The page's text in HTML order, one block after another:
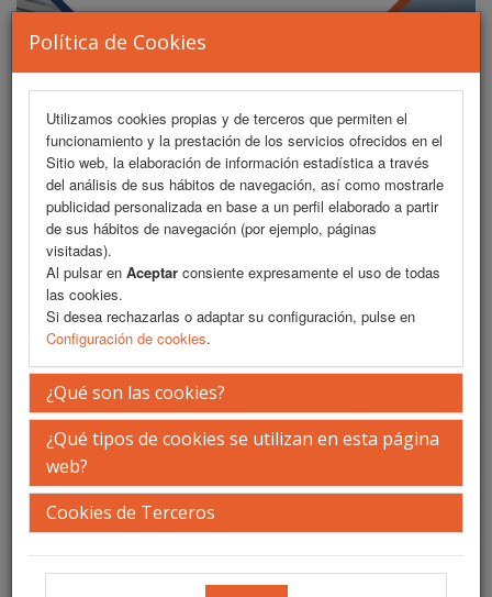
Política de Cookies
Utilizamos cookies propias y de terceros que permiten el
funcionamiento y la prestación de los servicios ofrecidos en el
Sitio web, la elaboración de información estadística a través
del análisis de sus hábitos de navegación, así como mostrarle
publicidad personalizada en base a un perfil elaborado a partir
de sus hábitos de navegación (por ejemplo, páginas
visitadas).
Al pulsar en Aceptar consiente expresamente el uso de todas
las cookies.
Si desea rechazarlas o adaptar su configuración, pulse en
Configuración de cookies.
¿Qué son las cookies?
¿Qué tipos de cookies se utilizan en esta página
web?
Cookies de Terceros
MENU
Presentación
La Ciudad
La Sede
Secretaría Técnica
iEvents
SADEMI
Información general
Presentación